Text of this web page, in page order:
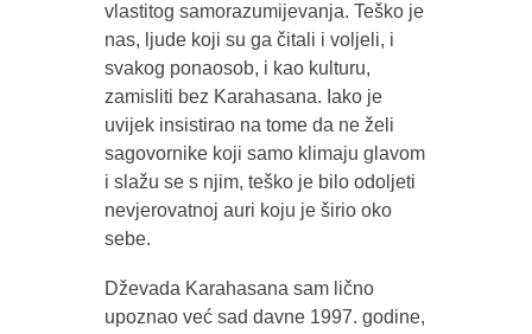
vlastitog samorazumijevanja. Teško je
nas, ljude koji su ga čitali i voljeli, i
svakog ponaosob, i kao kulturu,
zamisliti bez Karahasana. Iako je
uvijek insistirao na tome da ne želi
sagovornike koji samo klimaju glavom
i slažu se s njim, teško je bilo odoljeti
nevjerovatnoj auri koju je širio oko
sebe.
Dževada Karahasana sam lično
upoznao već sad davne 1997. godine,